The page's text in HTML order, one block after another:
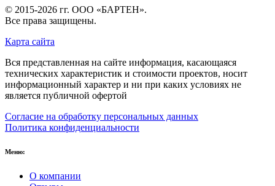
© 2015-2026 гг. ООО «БАРТЕН».
Все права защищены.
Карта сайта
Вся представленная на сайте информация, касающаяся
технических характеристик и стоимости проектов, носит
информационный характер и ни при каких условиях не
является публичной офертой
Согласие на обработку персональных данных
Политика конфиденциальности
Меню:
О компании